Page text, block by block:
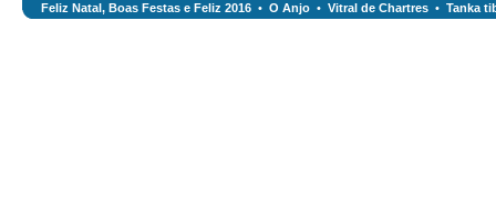
Feliz Natal, Boas Festas e Feliz 2016 • O Anjo • Vitral de Chartres • Tanka